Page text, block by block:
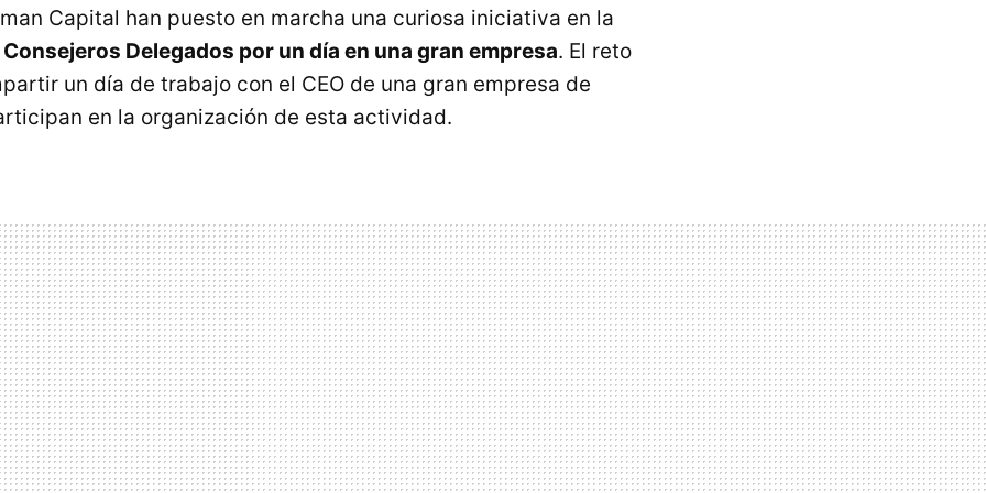
Capital han puesto en marcha una curiosa iniciativa en la
Delegados por un día en una gran empresa. El reto
un día de trabajo con el CEO de una gran empresa de
en la organización de esta actividad.